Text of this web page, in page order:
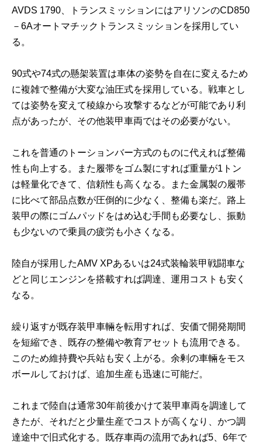
AVDS 1790、トランスミッションにはアリソンのCD850
－6Aオートマチックトランスミッションを採用してい
る。
90式や74式の懸架装置は車体の姿勢を自在に変えるため
に複雑で整備が大変な油圧式を採用している。戦車とし
ては姿勢を変えて稜線から攻撃するなどが可能であり利
点があったが、その他装甲車両ではその必要がない。
これを普通のトーションバー方式のものに代えれば整備
性も向上する。また履帯をゴム製にすれば重量が1トン
は軽量化できて、信頼性も高くなる。また金属製の履帯
に比べて部品点数が圧倒的に少なく、整備も楽だ。路上
装甲の際にゴムパッドをはめ込む手間も必要なし、振動
も少ないので乗員の疲労も小さくなる。
陸自が採用したAMV XPあるいは24式装輪装甲戦闘車な
どと同じエンジンを搭載すれば調達、運用コストも安く
なる。
繰り返すが既存装甲車輛を転用すれば、安価で開発期間
を短縮でき、既存の整備や教育アセットも流用できる。
このため維持費や兵站も安く上がる。余剰の車輛をモス
ボールしておけば、追加生産も迅速に可能だ。
これまで陸自は通常30年前後かけて装甲車両を調達して
きたが、それだと少量生産でコストが高くなり、かつ調
達途中で旧式化する。既存車両の流用であれば5、6年で